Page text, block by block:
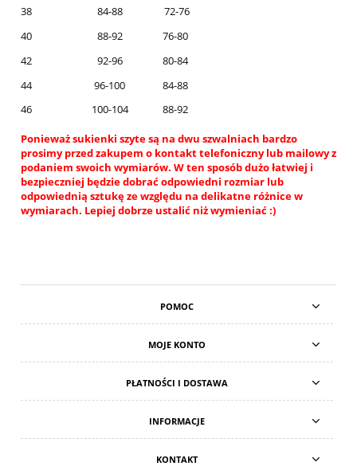
38
84-88
72-76
40
88-92
76-80
42
92-96
80-84
44
96-100
84-88
46
100-104 88-92
Ponieważ sukienki szyte są na dwu szwalniach bardzo
prosimy przed zakupem o kontakt telefoniczny lub mailowy z
podaniem swoich wymiarów. W ten sposób dużo łatwiej i
bezpieczniej będzie dobrać odpowiedni rozmiar lub
odpowiednią sztukę ze względu na delikatne różnice w
wymiarach. Lepiej dobrze ustalić niż wymieniać :)
POMOC
MOJE KONTO
PŁATNOŚCI I DOSTAWA
INFORMACJE
KONTAKT